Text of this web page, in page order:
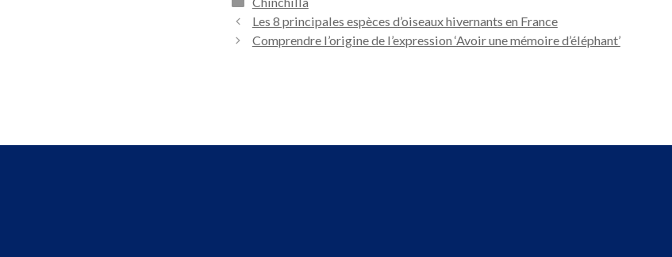
Les 8 principales espèces d’oiseaux hivernants en France
Comprendre l’origine de l’expression ‘Avoir une mémoire d’éléphant’